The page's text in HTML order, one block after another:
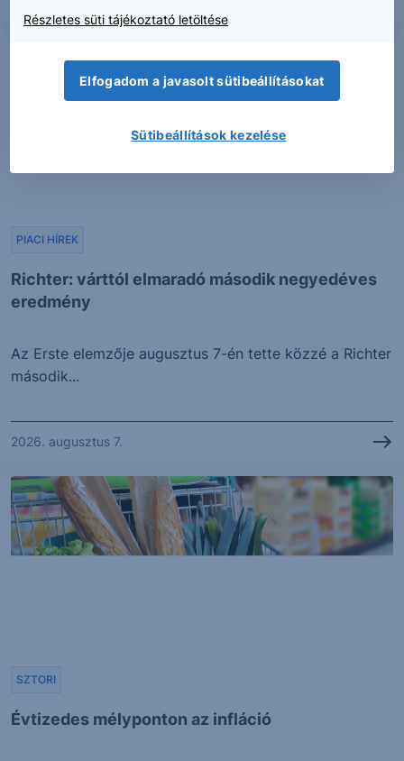
Richter: várttól elmaradó második negyedéves
eredmény
PIACI HÍREK
Az Erste elemzője augusztus 7-én tette közzé a Richter
második...
2026. augusztus 7.
Évtizedes mélyponton az infláció
SZTORI
Részletes süti tájékoztató letöltése
Elfogadom a javasolt sütibeállításokat
Sütibeállítások kezelése